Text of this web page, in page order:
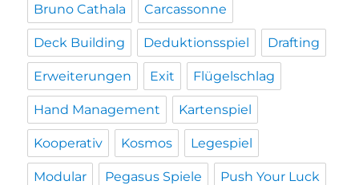
Bruno Cathala Carcassonne
Deck Building Deduktionsspiel Drafting
Erweiterungen Exit Flügelschlag
Hand Management Kartenspiel
Kooperativ Kosmos Legespiel
Modular Pegasus Spiele Push Your Luck